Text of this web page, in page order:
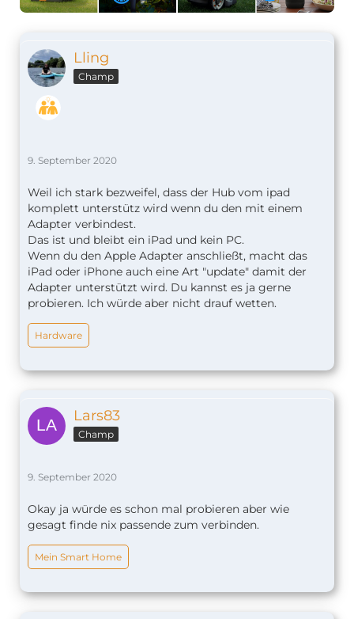
Lling
Champ
9. September 2020
Weil ich stark bezweifel, dass der Hub vom ipad
komplett unterstütz wird wenn du den mit einem
Adapter verbindest.
Das ist und bleibt ein iPad und kein PC.
Wenn du den Apple Adapter anschließt, macht das
iPad oder iPhone auch eine Art "update" damit der
Adapter unterstützt wird. Du kannst es ja gerne
probieren. Ich würde aber nicht drauf wetten.
Hardware
Lars83
Champ
9. September 2020
Okay ja würde es schon mal probieren aber wie
gesagt finde nix passende zum verbinden.
Mein Smart Home